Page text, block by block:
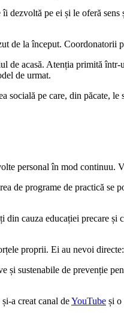
dezvoltă pe ei și le oferă
de la început.
acasă. Atenția primită
de urmat.
socială pe care, din păcate, le
personal în mod continuu.
de programe de practică se
cauza educației precare
proprii. Ei au nevoi
sustenabile de prevenție
a creat canal deYouTube și o